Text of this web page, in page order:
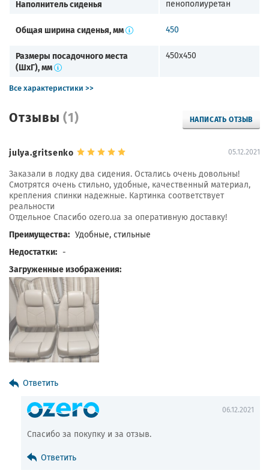
Отзывы(1) НАПИСАТЬ ОТЗЫВ
julya.gritsenko 05.12.2021
Заказали в лодку два сидения. Остались очень довольны!
Смотрятся очень стильно, удобные, качественный материал,
крепления спинки надежные. Картинка соответствует
реальности
Отдельное Спасибо ozero.ua за оперативную доставку!
Преимущества: Удобные, стильные
Недостатки: -
Загруженные изображения:
Ответить
06.12.2021
Спасибо за покупку и за отзыв.
Ответить
Наполнитель сиденья пенополиуретан
Общая ширина сиденья, мм 450
Размеры посадочного места
(ШхГ), мм
450х450
Все характеристики >>